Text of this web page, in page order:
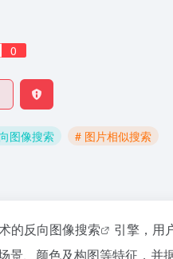
0
图像搜索 # 图片相似搜索
的反向图像搜索
引擎，用
、颜色及构图等特征，并